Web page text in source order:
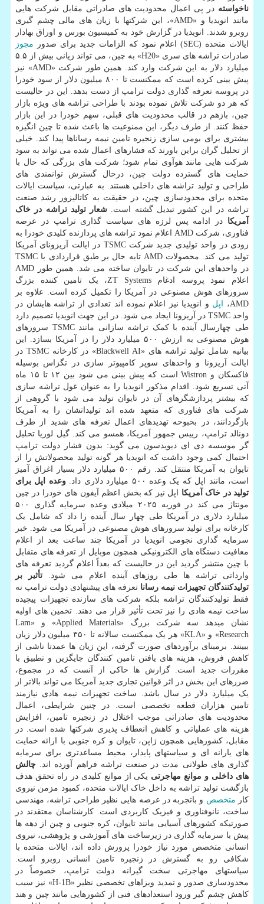
ناخواسته در پی اعمال محدودیت های صادراتی مقابل شرکت هایی
مانند انویدیا و «AMD»، این شرکتها با زیان های مالی چشم گیری
روبرو شدند. انویدیا در گزارش خود به کمیسیون بورس و اوراق بهادار
ایالات متحده (SEC) اعلام نمود که الزامات جدید برای صدور
مجوز
صادرات تراشه های سری «H20» به چین، می تواند زیانی بیش از ۵.۵
میلیارد دلار به این شرکت وارد کند. همین طور شرکت «AMD» نیز
پیش بینی کرده است که ممکنست تا ۸۰۰ میلیون دلار از سود خودرا
در پروسه تعرفه گذاری دولت ترامپ از دست بدهد. این در حالیست
که هر دو شرکت تلاش نموده بودند با طراحی تراشه های ویژه بازار
چین، بازهم در قالب محدودیت های قبلی، سهم خودرا در این بازار
حفظ کنند. از طرف دیگر، این ممنوعیت ها باعث شده تا چین انگیزه
بیشتری برای بومی سازی زنجیره تامین نیمه رساناها پیدا کند. خیلی
از تحلیل گران براین باورند که فشارهای اعمال شده می تواند به سود
شرکت هایی مانند هوآوی تمام شود؛ شرکت های بزرگی که حال با
حمایت های گسترده دولت چین، درحال گسترش توانمندی های
طراحی و تولید تراشه های داخلی هستند. به عبارتی، سیاست ایالات
متحده برای محدودسازی چین، در حقیقت به کاتالیزور رشد صنعت
تراشه در این کشور تبدیل گشته است. شعار تولید تراشه در خاک
آمریکا در ادامه پس لرزه های سیاست گذاری ترامپ در عرصه
فناوری، شرکت AMD اعلام نمود تراشه های پردازنده کلیدی خودرا به
زودی در واحد تولیدی جدید شرکت TSMC در ایالت آریزونای آمریکا
تولید می کند. محصولات AMD تابه حال بر طبق قراردادی با TSMC
در واحدهای این شرکت در تایوان ساخته می شد. همین طور AMD
اعلام نمود پروسه ادغام ZT Systems، یک تامین کننده بزرگ
سرورهای هوش مصنوعی در آمریکا را تکمیل کرده است. علاوه بر
AMD،
اپل و انویدیا نیز اعلام نموده اند تعدادی از تراشه هایشان در
واحد TSMC در آریزونا ایجاد می شود. در این جهت انویدیا تصمیم دارد
طی چهارسال آینده با کمک تراشه سازانی مانند TSMC سرورهای
هوش مصنوعی به ارزش ۵۰۰ میلیارد دلار را در آمریکا بسازد. این
بیانیه شامل تولید تراشه های «Blackwell AI» در کارخانه TSMC در
ایالت آریزونا و واحدهای سوپر کامپیوتر سازی در تگزاس بوسیله
فاکسکان و Wistron است که پیش بینی می شود بین ۱۲ تا ۱۵ ماه
آتی تسریع شود. اقدام مذکور انویدیا را به عنوان غول تراشه سازی
که بیشتر پردازشگرهای آن در تایوان تولید می شود با گروهی از
شرکت های فناوری که متعهد شده اند تولیداتشان را به آمریکا
بازگردانند، در بحبوحه تهدیدهای اعمال تعرفه های شدید از طرف
دونالد ترامپ، رییس جمهور آمریکا، همسو می کند. گیل لوریا تحلیل
گر موسسه دی ای دیویدسون می گوید: بدون فشار دولت ترامپ
احتمال کمی وجود داشت که انویدیا هر گونه تولید محصولاتش را از
تایوان به آمریکا منتقل کند. رقم ۵۰۰ میلیارد دلار بسیار اغراق آمیز
است، مانند اپل که یک وعده ۵۰۰ میلیارد دلاری داد.
وعده اپل برای
تولید در خاک آمریکا اپل نیز که بخش اعظم آیفون های خودرا در چین
مونتاژ می کند در فوریه ۲۰۲۵ میلادی وعده سرمایه گذاری ۵۰۰
میلیارد دلاری در آمریکا طی چهار سال آینده را داد که شامل یک
کارخانه برای تولید سرورهای هوش مصنوعی در آمریکا می شود. خبر
سرمایه گذاری نجومی انویدیا در آمریکا چند ساعت بعد از اعلام
معافیت دستگاه های الکترونیکی همچون موبایل از تعرفه های متقابل
با چین منتشر گردید این در حالیست که بعداً اعلام گردید تعرفه های
وارداتی تراشه ها طی روزهای آینده اعلام می شود.تأثیر بر
تولیدکنندگان تجهیزات نیمه رسانا تعرفه های پیشنهادی دولت ترامپ نه
فقط تولیدکنندگان تراشه بلکه شرکت های سازنده تجهیزات پیچیده
ساخت نیمه هادی را نیز تحت تأثیر قرار می دهند. تخمین های اولیه
نشان میدهد سه شرکت بزرگ «Applied Materials» و «Lam
Research» و «KLA» هر یک ممکنست سالانه تا ۳۵۰ میلیون دلار زیان
ببینند. برمبنای برآوردهای صورت گرفته، این زیان ها عمدتا ناشی از
کاهش فروش، هزینه های یافتن تامین کنندگان جایگزین و تطبیق با
مقررات جدید است. گزارش ها حاکی از آنست که در مجموع،
ضررهای این بخش در اثر قوانین تجاری جدید آمریکا می تواند بالاتر از
یک میلیارد دلار در سال باشد. ساخت تجهیزات نیمه هادی نیازمند
تامین هزاران قطعه تخصصی است. در چنین شرایطی، اعمال
محدودیت های صادراتی موجب اختلال در زنجیره تامین، افزایش
هزینه های عملیاتی و کاهش انعطاف پذیری شرکتها شده است. در
مقابل، کشورهایی همچون ژاپن، تایوان و کره جنوبی با ارائه حمایت
های یارانه ای و سیاستهای پایدار، محیط مساعدتری برای سرمایه
گذاری های طولانی مدت در صنعت تراشه فراهم آورده اند. چالش
های داخلی و موانع مهاجرتی یکی از موانع کلیدی در راه تحقق هدف
بازگشت تولید تراشه به داخل خاک ایالات متحده، کمبود مزمن نیروی
کار متخصص و باتجربه در عرصه هایی نظیر طراحی تراشه، مهندسی
ساخت، نانوفناوری و فیزیک کاربردی است. کارشناسان معتقدند در
صورتیکه کشورهای آسیایی مانند تایوان، کره جنوبی و چین از دهه ها
پیش با سرمایه گذاری در زیرساخت های آموزشی و پژوهشی، نیروی
انسانی متخصص مورد نیاز خودرا پرورش داده اند، ایالات متحده با
شکافی رو به گسترش در زنجیره تامین انسانی روبرو است.
سیاستهای مهاجرتی سخت گیرانه دولت ترامپ، خصوصاً در
محدودسازی صدور و تمدید ویزاهای تخصصی نظیر «H-1B» نیز سبب
کاهش چشم گیر ورود استعدادهای فنی از کشورهایی مانند چین و هند